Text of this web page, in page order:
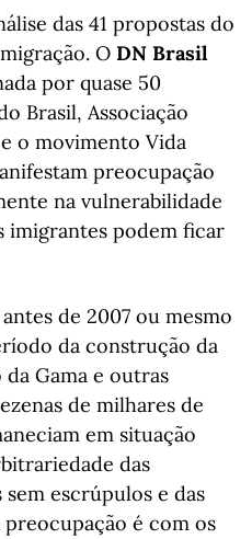
das 41 propostas do
O DN Brasil
por quase 50
Brasil, Associação
o movimento Vida
preocupação
na vulnerabilidade
imigrantes podem ficar
de 2007 ou mesmo
da construção da
Gama e outras
de milhares de
em situação
das
escrúpulos e das
preocupação é com os